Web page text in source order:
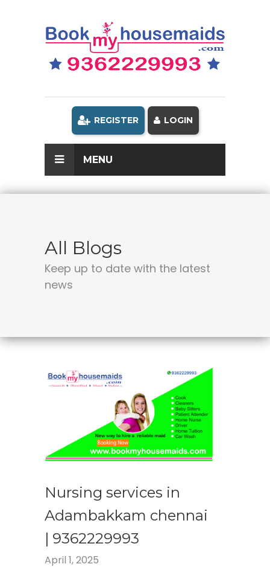
REGISTER LOGIN
MENU
All Blogs
Keep up to date with the latest
news
Nursing services in
Adambakkam chennai
| 9362229993
April 1, 2025